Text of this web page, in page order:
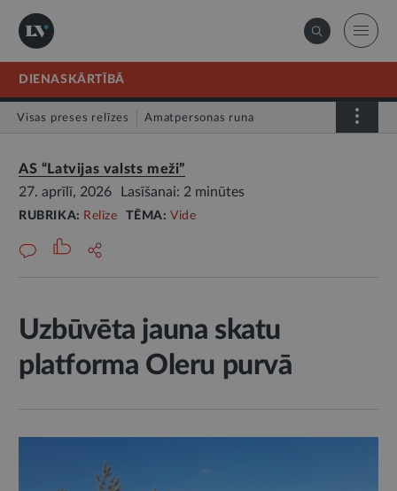
DIENASKĀRTĪBĀ
Visas preses relīzes Amatpersonas runa
AS “Latvijas valsts meži”
27. aprīlī, 2026
Lasīšanai: 2 minūtes
RUBRIKA: Relīze TĒMA:Vide
Uzbūvēta jauna skatu
platforma Oleru purvā